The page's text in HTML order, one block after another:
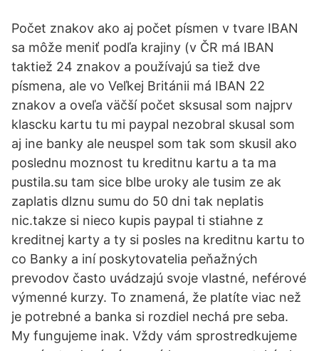
Počet znakov ako aj počet písmen v tvare IBAN
sa môže meniť podľa krajiny (v ČR má IBAN
taktiež 24 znakov a používajú sa tiež dve
písmena, ale vo Veľkej Británii má IBAN 22
znakov a oveľa väčší počet sksusal som najprv
klascku kartu tu mi paypal nezobral skusal som
aj ine banky ale neuspel som tak som skusil ako
poslednu moznost tu kreditnu kartu a ta ma
pustila.su tam sice blbe uroky ale tusim ze ak
zaplatis dlznu sumu do 50 dni tak neplatis
nic.takze si nieco kupis paypal ti stiahne z
kreditnej karty a ty si posles na kreditnu kartu to
co Banky a iní poskytovatelia peňažných
prevodov často uvádzajú svoje vlastné, neférové
výmenné kurzy. To znamená, že platíte viac než
je potrebné a banka si rozdiel nechá pre seba.
My fungujeme inak. Vždy vám sprostredkujeme